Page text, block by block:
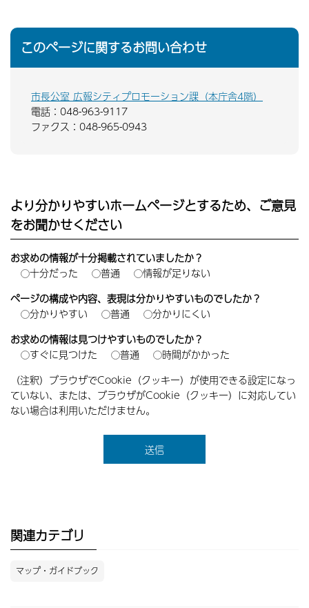
このページに関するお問い合わせ
市長公室 広報シティプロモーション課（本庁舎4階）
電話：048-963-9117
ファクス：048-965-0943
より分かりやすいホームページとするため、ご意見
をお聞かせください
お求めの情報が十分掲載されていましたか？
十分だった
普通
情報が足りない
ページの構成や内容、表現は分かりやすいものでしたか？
分かりやすい
普通
分かりにくい
お求めの情報は見つけやすいものでしたか？
すぐに見つけた
普通
時間がかかった
（注釈）ブラウザでCookie（クッキー）が使用できる設定になっ
ていない、または、ブラウザがCookie（クッキー）に対応してい
ない場合は利用いただけません。
関連カテゴリ
マップ・ガイドブック